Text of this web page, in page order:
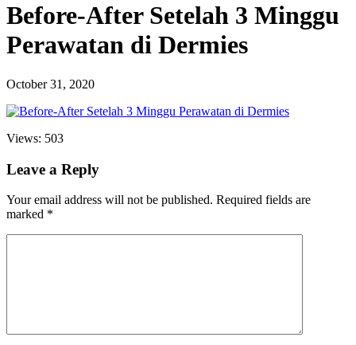
Before-After Setelah 3 Minggu
Perawatan di Dermies
October 31, 2020
Views: 503
Leave a Reply
Your email address will not be published. Required fields are
marked *